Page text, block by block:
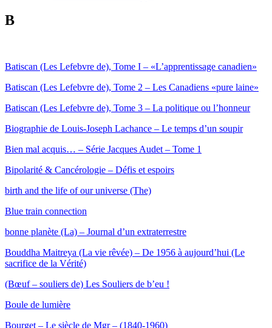
B
Batiscan (Les Lefebvre de), Tome I – «L’apprentissage canadien»
Batiscan (Les Lefebvre de), Tome 2 – Les Canadiens «pure laine»
Batiscan (Les Lefebvre de), Tome 3 – La politique ou l’honneur
Biographie de Louis-Joseph Lachance – Le temps d’un soupir
Bien mal acquis… – Série Jacques Audet – Tome 1
Bipolarité & Cancérologie – Défis et espoirs
birth and the life of our universe (The)
Blue train connection
bonne planète (La) – Journal d’un extraterrestre
Bouddha Maitreya (La vie rêvée) – De 1956 à aujourd’hui (Le
sacrifice de la Vérité)
(Bœuf – souliers de) Les Souliers de b’eu !
Boule de lumière
Bourget – Le siècle de Mgr – (1840-1960)